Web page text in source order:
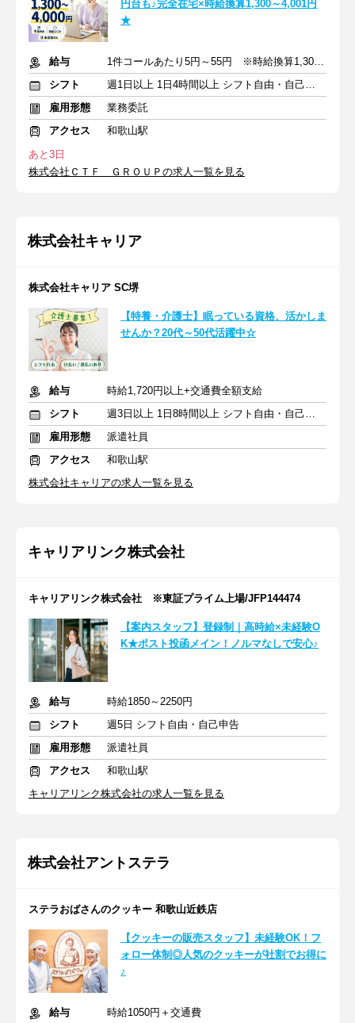
円台も♪完全在宅×時給換算1,300～4,001円
★
給与
1件コールあたり5円～55円 ※時給換算1,300円～4,000円
シフト
週1日以上 1日4時間以上 シフト自由・自己申告
雇用形態
業務委託
アクセス
和歌山駅
あと3日
株式会社ＣＴＦ ＧＲＯＵＰの求人一覧を見る
株式会社キャリア
株式会社キャリア SC堺
【特養・介護士】眠っている資格、活かしま
せんか？20代～50代活躍中☆
給与
時給1,720円以上+交通費全額支給
シフト
週3日以上 1日8時間以上 シフト自由・自己申告
雇用形態
派遣社員
アクセス
和歌山駅
株式会社キャリアの求人一覧を見る
キャリアリンク株式会社
キャリアリンク株式会社 ※東証プライム上場/JFP144474
【案内スタッフ】登録制｜高時給×未経験O
K★ポスト投函メイン！ノルマなしで安心♪
給与
時給1850～2250円
シフト
週5日 シフト自由・自己申告
雇用形態
派遣社員
アクセス
和歌山駅
キャリアリンク株式会社の求人一覧を見る
株式会社アントステラ
ステラおばさんのクッキー 和歌山近鉄店
【クッキーの販売スタッフ】未経験OK！フ
ォロー体制◎人気のクッキーが社割でお得に
♪
給与
時給1050円＋交通費